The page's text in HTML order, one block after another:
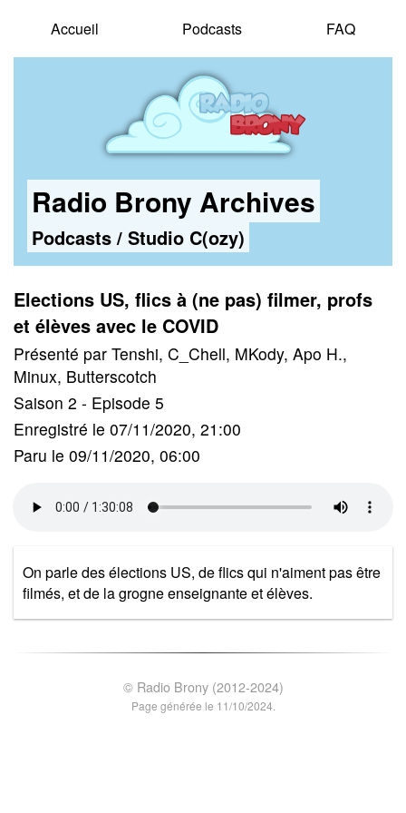
Accueil Podcasts FAQ
Radio Brony Archives
Podcasts/ Studio C(ozy)
Elections US, flics à (ne pas) filmer, profs
et élèves avec le COVID
Présenté par Tenshi, C_Chell, MKody, Apo H.,
Minux, Butterscotch
Saison 2 - Episode 5
Enregistré le 07/11/2020, 21:00
Paru le 09/11/2020, 06:00
On parle des élections US, de flics qui n'aiment pas être
filmés, et de la grogne enseignante et élèves.
© Radio Brony (2012-2024)
Page générée le 11/10/2024.